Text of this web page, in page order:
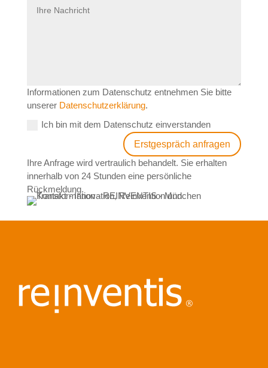
Informationen zum Datenschutz entnehmen Sie bitte
unserer Datenschutzerklärung.
Ich bin mit dem Datenschutz einverstanden
Erstgespräch anfragen
Ihre Anfrage wird vertraulich behandelt. Sie erhalten
innerhalb von 24 Stunden eine persönliche
Rückmeldung.